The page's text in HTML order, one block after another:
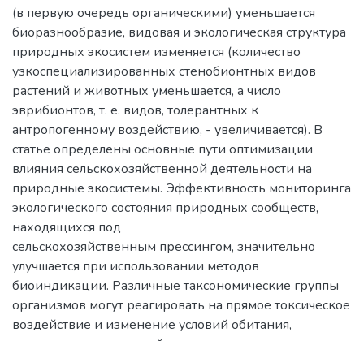
(в первую очередь органическими) уменьшается
биоразнообразие, видовая и экологическая структура
природных экосистем изменяется (количество
узкоспециализированных стенобионтных видов
растений и животных уменьшается, а число
эврибионтов, т. е. видов, толерантных к
антропогенному воздействию, - увеличивается). В
статье определены основные пути оптимизации
влияния сельскохозяйственной деятельности на
природные экосистемы. Эффективность мониторинга
экологического состояния природных сообществ,
находящихся под
сельскохозяйственным прессингом, значительно
улучшается при использовании методов
биоиндикации. Различные таксономические группы
организмов могут реагировать на прямое токсическое
воздействие и изменение условий обитания,